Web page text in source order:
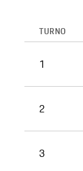
TURNO
1
2
3